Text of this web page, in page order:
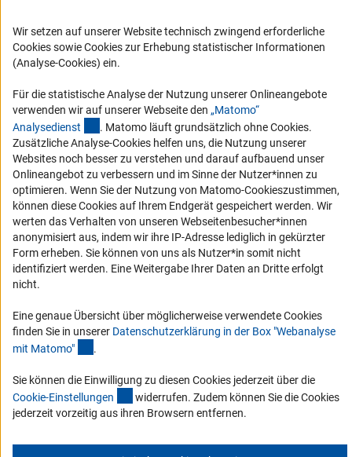
Service
RSS-Feed
Barrierefreiheit
Erklärung zur Barrierefreiheit
Barriere melden
Links
Zum Download des Kodex
DFG-Website
Kontakt
Sie haben Fragen oder möchten einen Verdachtsfall melden?
Zur Kontaktübersicht
Wir setzen auf unserer Website technisch zwingend erforderliche
Cookies sowie Cookies zur Erhebung statistischer Informationen
(Analyse-Cookies) ein.
Für die statistische Analyse der Nutzung unserer Onlineangebote
verwenden wir auf unserer Webseite den „Matomo“
Analysedienst (externer Link)
. Matomo läuft grundsätzlich ohne Cookies.
Zusätzliche Analyse-Cookies helfen uns, die Nutzung unserer
Websites noch besser zu verstehen und darauf aufbauend unser
Onlineangebot zu verbessern und im Sinne der Nutzer*innen zu
optimieren. Wenn Sie der Nutzung von Matomo-Cookieszustimmen,
können diese Cookies auf Ihrem Endgerät gespeichert werden. Wir
werten das Verhalten von unseren Webseitenbesucher*innen
anonymisiert aus, indem wir ihre IP-Adresse lediglich in gekürzter
Form erheben. Sie können von uns als Nutzer*in somit nicht
identifiziert werden. Eine Weitergabe Ihrer Daten an Dritte erfolgt
nicht.
Eine genaue Übersicht über möglicherweise verwendete Cookies
finden Sie in unserer Datenschutzerklärung in der Box "Webanalyse
mit Matomo" .
Sie können die Einwilligung zu diesen Cookies jederzeit über die
Cookie-Einstellungen (interner Link)
widerrufen. Zudem können Sie die Cookies
jederzeit vorzeitig aus ihren Browsern entfernen.